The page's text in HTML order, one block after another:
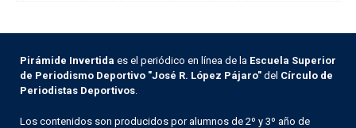
Pirámide Invertida es el periódico en línea de la Escuela Superior
de Periodismo Deportivo "José R. López Pájaro" del Círculo de
Periodistas Deportivos
Los contenidos son producidos por alumnos de 2º y 3º año de